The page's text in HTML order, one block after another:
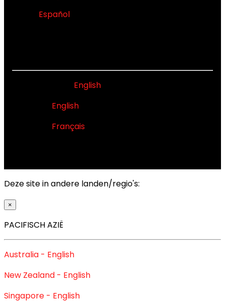
Español
English
English
Français
Deze site in andere landen/regio's:
×
PACIFISCH AZIË
Australia - English
New Zealand - English
Singapore - English